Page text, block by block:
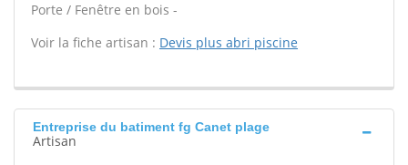
Porte / Fenêtre en bois -
Voir la fiche artisan : Devis plus abri piscine
Entreprise du batiment fg Canet plage
Artisan